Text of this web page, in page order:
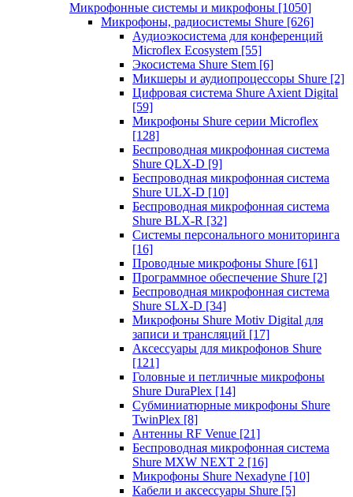
Микрофонные системы и микрофоны [1050]
Микрофоны, радиосистемы Shure [626]
Аудиоэкосистема для конференций
Microflex Ecosystem [55]
Экосистема Shure Stem [6]
Микшеры и аудиопроцессоры Shure [2]
Цифровая система Shure Axient Digital
[59]
Микрофоны Shure серии Microflex
[128]
Беспроводная микрофонная система
Shure QLX-D [9]
Беспроводная микрофонная система
Shure ULX-D [10]
Беспроводная микрофонная система
Shure BLX-R [32]
Системы персонального мониторинга
[16]
Проводные микрофоны Shure [61]
Программное обеспечение Shure [2]
Беспроводная микрофонная система
Shure SLX-D [34]
Микрофоны Shure Motiv Digital для
записи и трансляций [17]
Аксессуары для микрофонов Shure
[121]
Головные и петличные микрофоны
Shure DuraPlex [14]
Субминиатюрные микрофоны Shure
TwinPlex [8]
Антенны RF Venue [21]
Беспроводная микрофонная система
Shure MXW NEXT 2 [16]
Микрофоны Shure Nexadyne [10]
Кабели и аксессуары Shure [5]